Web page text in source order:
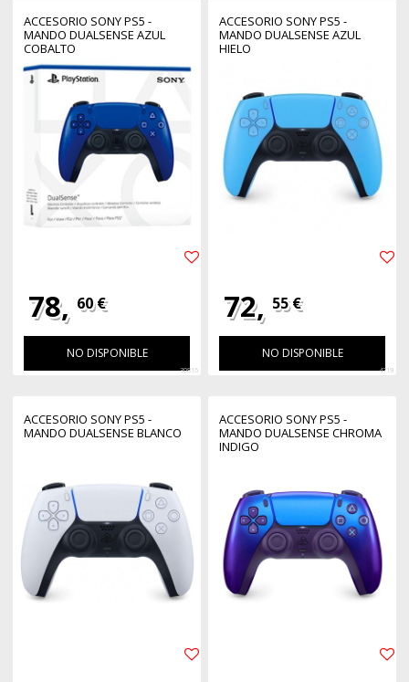
ACCESORIO SONY PS5 -
MANDO DUALSENSE AZUL
COBALTO
78, 60 €
NO DISPONIBLE
30816
ACCESORIO SONY PS5 -
MANDO DUALSENSE AZUL
HIELO
72, 55 €
NO DISPONIBLE
4719
ACCESORIO SONY PS5 -
MANDO DUALSENSE BLANCO
ACCESORIO SONY PS5 -
MANDO DUALSENSE CHROMA
INDIGO